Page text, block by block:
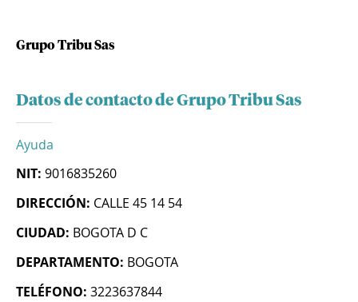
Grupo Tribu Sas
Datos de contacto de Grupo Tribu Sas
Ayuda
NIT: 9016835260
DIRECCIÓN: CALLE 45 14 54
CIUDAD: BOGOTA D C
DEPARTAMENTO: BOGOTA
TELÉFONO: 3223637844